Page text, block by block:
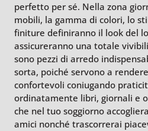
perfetto per sé. Nella zona
mobili, la gamma di colori, lo
finiture definiranno il look del
assicureranno una totale
sono pezzi di arredo
sorta, poiché servono a
confortevoli coniugando
ordinatamente libri, giornali e
che nel tuo soggiorno
amici nonché trascorrerai